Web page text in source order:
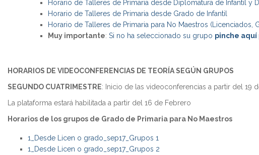
Horario de Talleres de Primaria desde Diplomatura de Infantil y
Horario de Talleres de Primaria desde Grado de Infantil
Horario de Talleres de Primaria para No Maestros (Licenciados,
Muy importante: Si no ha seleccionado su grupo pinche
HORARIOS DE VIDEOCONFERENCIAS DE TEORÍA SEGÚN GRUPOS
SEGUNDO CUATRIMESTRE: Inicio de las videoconferencias a partir del 19
La plataforma estará habilitada a partir del 16 de Febrero
Horarios de los grupos de Grado de Primaria para No Maestros
1_Desde Licen o grado_sep17_Grupos 1
1_Desde Licen o grado_sep17_Grupos 2